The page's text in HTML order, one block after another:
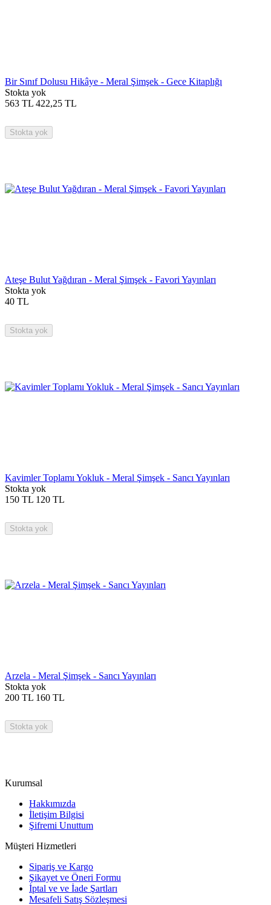
Bir Sınıf Dolusu Hikâye - Meral Şimşek - Gece Kitaplığı
Stokta yok
563 TL 422,25 TL
Stokta yok
Ateşe Bulut Yağdıran - Meral Şimşek - Favori Yayınları
Stokta yok
40 TL
Stokta yok
Kavimler Toplamı Yokluk - Meral Şimşek - Sancı Yayınları
Stokta yok
150 TL 120 TL
Stokta yok
Arzela - Meral Şimşek - Sancı Yayınları
Stokta yok
200 TL 160 TL
Stokta yok
Kurumsal
Hakkımızda
İletişim Bilgisi
Şifremi Unuttum
Müşteri Hizmetleri
Sipariş ve Kargo
Şikayet ve Öneri Formu
İptal ve ve İade Şartları
Mesafeli Satış Sözleşmesi